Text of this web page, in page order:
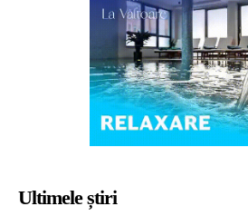
Ultimele știri